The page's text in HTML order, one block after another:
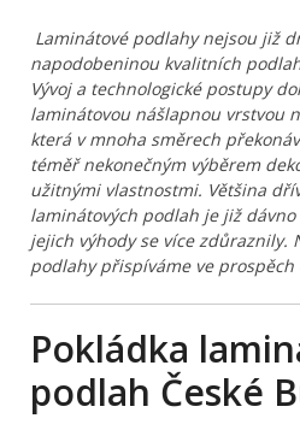
Laminátové podlahy nejsou již
napodobeninou kvalitních
Vývoj a technologické postupy
laminátovou nášlapnou vrstvou
která v mnoha směrech
téměř nekonečným výběrem
užitnými vlastnostmi. Většina
laminátových podlah je již
jejich výhody se více zdůraznily.
podlahy přispíváme ve prospěch
Pokládka
podlah České